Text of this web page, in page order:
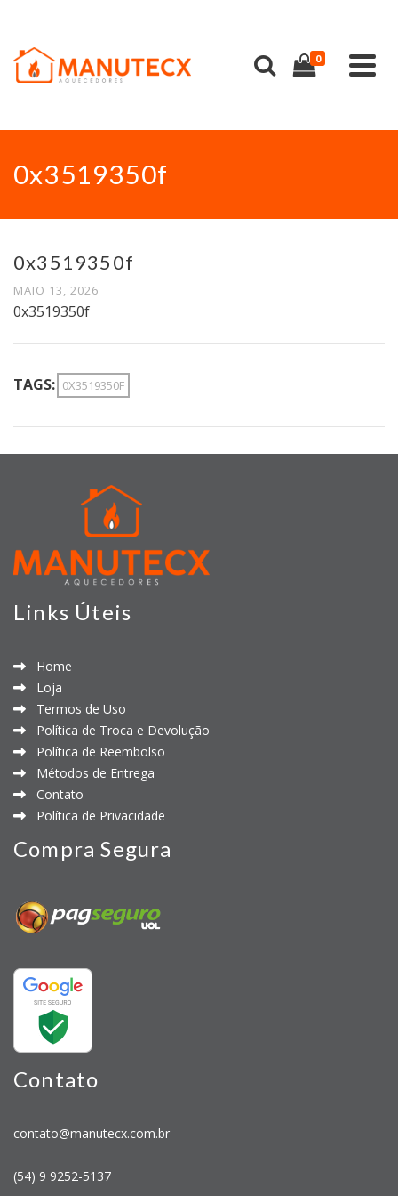
0
0x3519350f
0x3519350f
MAIO 13, 2026
0x3519350f
TAGS: 0X3519350F
Links Úteis
Home
Loja
Termos de Uso
Política de Troca e Devolução
Política de Reembolso
Métodos de Entrega
Contato
Política de Privacidade
Compra Segura
Contato
contato@manutecx.com.br
(54) 9 9252-5137